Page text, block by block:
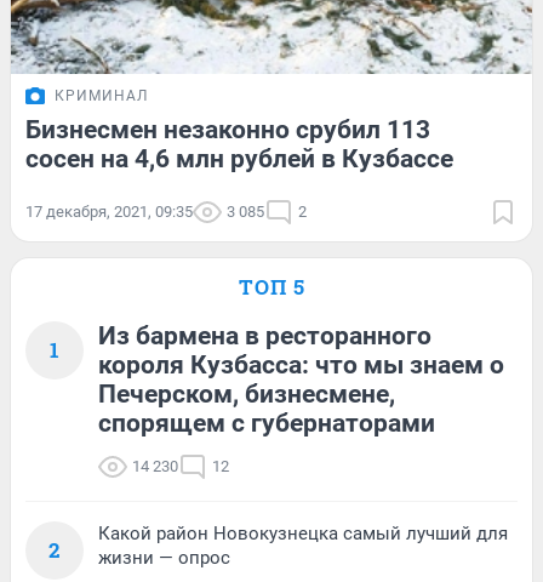
КРИМИНАЛ
Бизнесмен незаконно срубил 113
сосен на 4,6 млн рублей в Кузбассе
17 декабря, 2021, 09:35 3 085 2
ТОП 5
1
Из бармена в ресторанного
короля Кузбасса: что мы знаем о
Печерском, бизнесмене,
спорящем с губернаторами
14 230 12
2
Какой район Новокузнецка самый лучший для
жизни — опрос